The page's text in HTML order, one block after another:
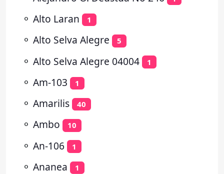
⚬ Alto Laran 1
⚬ Alto Selva Alegre 5
⚬ Alto Selva Alegre 04004 1
⚬ Am-103 1
⚬ Amarilis 40
⚬ Ambo 10
⚬ An-106 1
⚬ Ananea 1